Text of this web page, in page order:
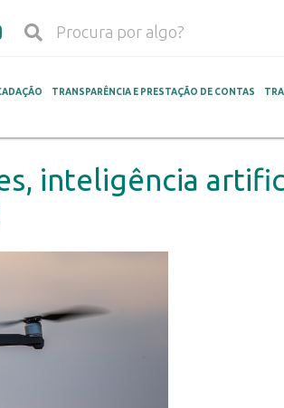
TRANSPARÊNCIA E PRESTAÇÃO DE CONTAS
inteligência